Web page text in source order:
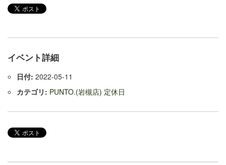
イベント詳細
日付: 2022-05-11
カテゴリ: PUNTO.(岩槻店) 定休日